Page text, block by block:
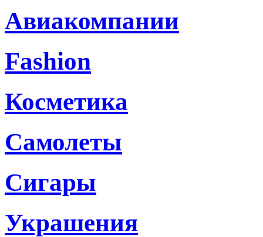
Авиакомпании
Fashion
Косметика
Самолеты
Сигары
Украшения